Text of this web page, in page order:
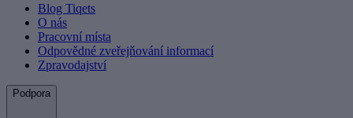
Blog Tiqets
O nás
Pracovní místa
Odpovědné zveřejňování informací
Zpravodajství
Podpora